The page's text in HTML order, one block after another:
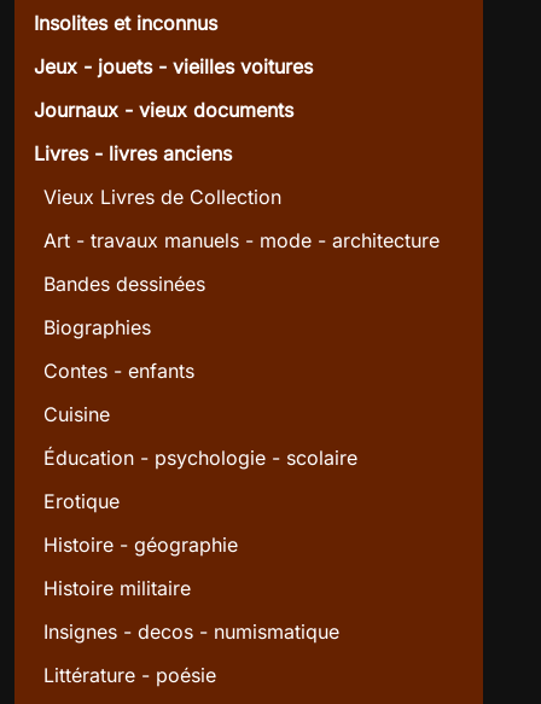
Insolites et inconnus
Jeux - jouets - vieilles voitures
Journaux - vieux documents
Livres - livres anciens
Vieux Livres de Collection
Art - travaux manuels - mode - architecture
Bandes dessinées
Biographies
Contes - enfants
Cuisine
Éducation - psychologie - scolaire
Erotique
Histoire - géographie
Histoire militaire
Insignes - decos - numismatique
Littérature - poésie